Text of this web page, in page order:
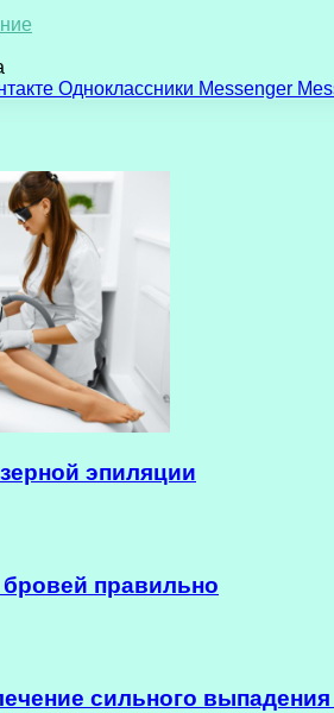
Одноклассники Messenger
эпиляции
правильно
сильного